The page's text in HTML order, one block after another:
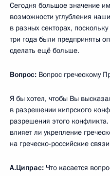
Сегодня большое значение
возможности углубления
в разных секторах,
три года были предприняты
сделать ещё больше.
Вопрос: Вопрос греческому
Я бы хотел, чтобы Вы
в разрешении кипрского
разрешения этого
влияет ли укрепление
на греческо-российские
А.Ципрас: Что касается